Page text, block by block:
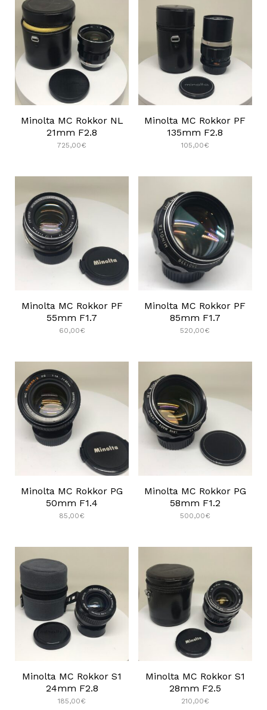
Minolta MC Rokkor NL
21mm F2.8
725,00€
Minolta MC Rokkor PF
135mm F2.8
105,00€
Minolta MC Rokkor PF
55mm F1.7
60,00€
Minolta MC Rokkor PF
85mm F1.7
520,00€
Minolta MC Rokkor PG
50mm F1.4
85,00€
Minolta MC Rokkor PG
58mm F1.2
500,00€
Minolta MC Rokkor S1
24mm F2.8
185,00€
Minolta MC Rokkor S1
28mm F2.5
210,00€